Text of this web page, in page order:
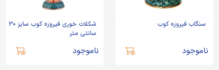
سنگاب فیروزه کوب
ناموجود
شکلات خوری فیروزه کوب سایز 30
سانتی متر
ناموجود